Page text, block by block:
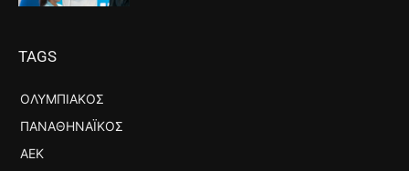
TAGS
ΟΛΥΜΠΙΑΚΌΣ
ΠΑΝΑΘΗΝΑΪΚΌΣ
ΑΕΚ